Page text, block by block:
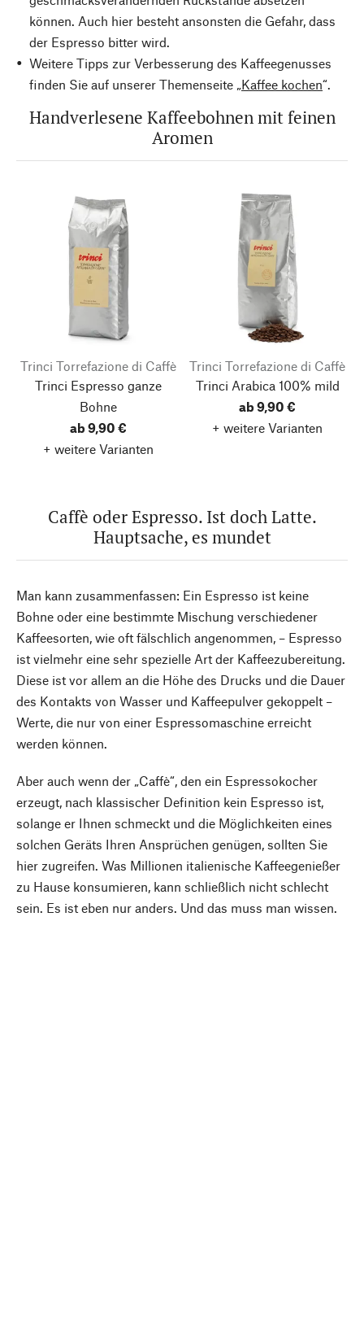
können. Auch hier besteht ansonsten die Gefahr, dass
der Espresso bitter wird.
Weitere Tipps zur Verbesserung des Kaffeegenusses
finden Sie auf unserer Themenseite „ Kaffee kochen“.
Handverlesene Kaffeebohnen mit feinen
Aromen
Trinci Torrefazione di Caffè
Trinci Espresso ganze
Bohne
ab 9,90 €
+ weitere Varianten
Trinci Torrefazione di Caffè
Trinci Arabica 100% mild
ab 9,90 €
+ weitere Varianten
Caffè oder Espresso. Ist doch Latte.
Hauptsache, es mundet
Man kann zusammenfassen: Ein Espresso ist keine
Bohne oder eine bestimmte Mischung verschiedener
Kaffeesorten, wie oft fälschlich angenommen, – Espresso
ist vielmehr eine sehr spezielle Art der Kaffeezubereitung.
Diese ist vor allem an die Höhe des Drucks und die Dauer
des Kontakts von Wasser und Kaffeepulver gekoppelt –
Werte, die nur von einer Espressomaschine erreicht
werden können.
Aber auch wenn der „Caffè“, den ein Espressokocher
erzeugt, nach klassischer Definition kein Espresso ist,
solange er Ihnen schmeckt und die Möglichkeiten eines
solchen Geräts Ihren Ansprüchen genügen, sollten Sie
hier zugreifen. Was Millionen italienische Kaffeegenießer
zu Hause konsumieren, kann schließlich nicht schlecht
sein. Es ist eben nur anders. Und das muss man wissen.